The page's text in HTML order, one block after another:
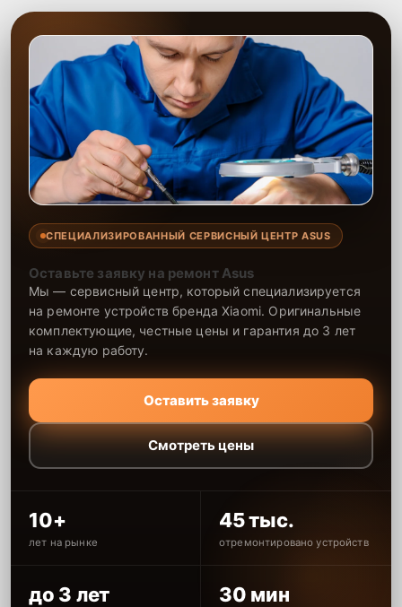
СПЕЦИАЛИЗИРОВАННЫЙ СЕРВИСНЫЙ ЦЕНТР ASUS
Оставьте заявку на ремонт Asus
Мы — сервисный центр, который специализируется
на ремонте устройств бренда Xiaomi. Оригинальные
комплектующие, честные цены и гарантия до 3 лет
на каждую работу.
Оставить заявку
Смотреть цены
10+
лет на рынке
45 тыс.
отремонтировано устройств
до 3 лет 30 мин